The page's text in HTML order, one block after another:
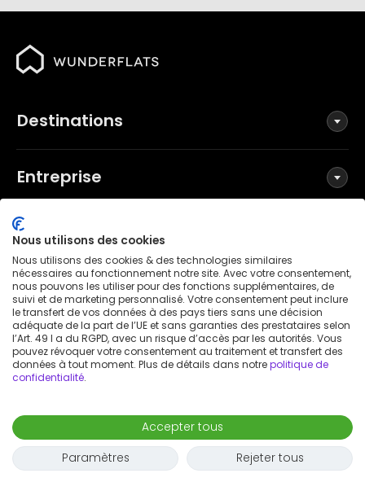
1 200 €
août 9
- Déménager
Demande de réservation
Destinations
Entreprise
Réseaux sociaux
Conditions générales
Politique de confidentialité
Mentions légales
Avis de brevet
© 2026 Wunderflats GmbH
Nous utilisons des cookies
Nous utilisons des cookies & des technologies similaires
nécessaires au fonctionnement notre site. Avec votre consentement,
nous pouvons les utiliser pour des fonctions supplémentaires, de
suivi et de marketing personnalisé. Votre consentement peut inclure
le transfert de vos données à des pays tiers sans une décision
adéquate de la part de l’UE et sans garanties des prestataires selon
l’Art. 49 I a du RGPD, avec un risque d’accès par les autorités. Vous
pouvez révoquer votre consentement au traitement et transfert des
données à tout moment. Plus de détails dans notrepolitique de
confidentialité.
Accepter tous
Paramètres
Rejeter tous